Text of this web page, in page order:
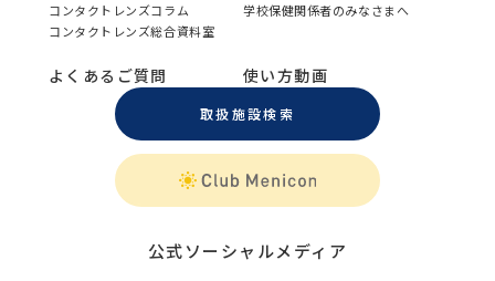
コンタクトレンズコラム
学校保健関係者のみなさまへ
コンタクトレンズ総合資料室
よくあるご質問 使い方動画
取扱施設検索
公式ソーシャルメディア